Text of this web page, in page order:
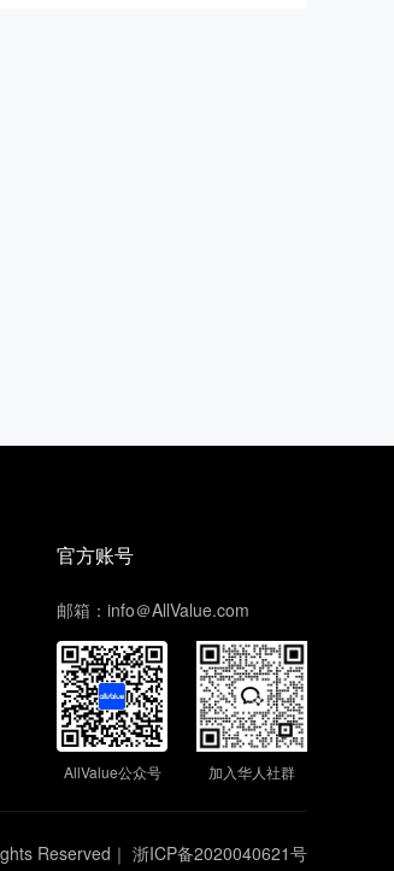
官方账号
邮箱：info＠AllValue.com
AllValue公众号 加入华人社群
Reserved｜ 浙ICP备2020040621号